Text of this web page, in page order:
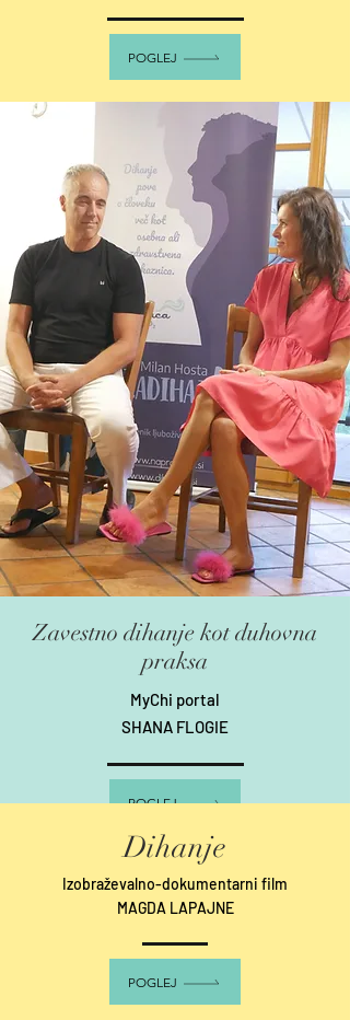
POGLEJ
Zavestno dihanje kot duhovna
praksa
MyChi portal
SHANA FLOGIE
POGLEJ
Dihanje
Izobraževalno-dokumentarni film
MAGDA LAPAJNE
POGLEJ